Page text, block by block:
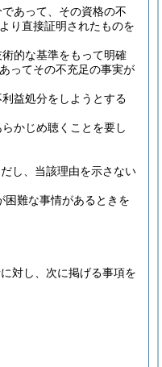
あって、その資格の不
り直接証明されたものを
的な基準をもって明確
ってその不充足の事実が
益処分をしようとする
かじめ聴くことを要し
し、当該理由を示さない
困難な事情があるときを
対し、次に掲げる事項を